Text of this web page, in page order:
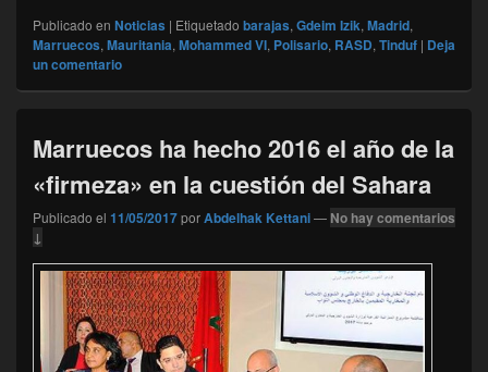
Publicado en Noticias | Etiquetado barajas, Gdeim Izik, Madrid,
Marruecos, Mauritania, Mohammed VI, Polisario, RASD, Tinduf | Deja
un comentario
Marruecos ha hecho 2016 el año de la
«firmeza» en la cuestión del Sahara
Publicado el 11/05/2017porAbdelhak Kettani— No hay comentarios
↓